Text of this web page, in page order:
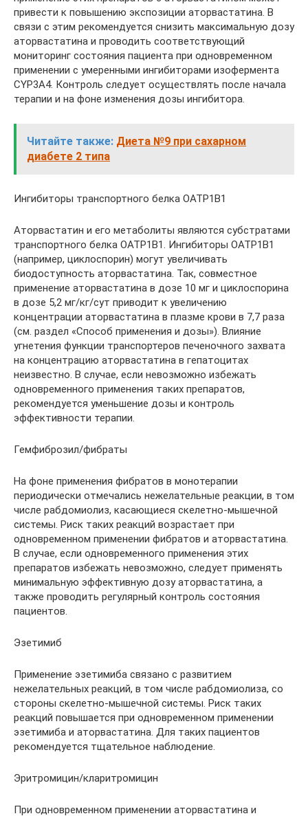
привести к повышению экспозиции аторвастатина. В
связи с этим рекомендуется снизить максимальную дозу
аторвастатина и проводить соответствующий
мониторинг состояния пациента при одновременном
применении с умеренными ингибиторами изофермента
CYP3A4. Контроль следует осуществлять после начала
терапии и на фоне изменения дозы ингибитора.
Читайте также: Диета №9 при сахарном
диабете 2 типа
Ингибиторы транспортного белка ОАТР1В1
Аторвастатин и его метаболиты являются субстратами
транспортного белка ОАТР1В1. Ингибиторы ОАТР1В1
(например, циклоспорин) могут увеличивать
биодоступность аторвастатина. Так, совместное
применение аторвастатина в дозе 10 мг и циклоспорина
в дозе 5,2 мг/кг/сут приводит к увеличению
концентрации аторвастатина в плазме крови в 7,7 раза
(см. раздел «Способ применения и дозы»). Влияние
угнетения функции транспортеров печеночного захвата
на концентрацию аторвастатина в гепатоцитах
неизвестно. В случае, если невозможно избежать
одновременного применения таких препаратов,
рекомендуется уменьшение дозы и контроль
эффективности терапии.
Гемфиброзил/фибраты
На фоне применения фибратов в монотерапии
периодически отмечались нежелательные реакции, в том
числе рабдомиолиз, касающиеся скелетно-мышечной
системы. Риск таких реакций возрастает при
одновременном применении фибратов и аторвастатина.
В случае, если одновременного применения этих
препаратов избежать невозможно, следует применять
минимальную эффективную дозу аторвастатина, а
также проводить регулярный контроль состояния
пациентов.
Эзетимиб
Применение эзетимиба связано с развитием
нежелательных реакций, в том числе рабдомиолиза, со
стороны скелетно-мышечной системы. Риск таких
реакций повышается при одновременном применении
эзетимиба и аторвастатина. Для таких пациентов
рекомендуется тщательное наблюдение.
Эритромицин/кларитромицин
При одновременном применении аторвастатина и